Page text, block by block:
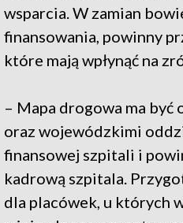
wsparcia. W zamian
finansowania, powinny
które mają wpłynąć na
– Mapa drogowa ma być
oraz wojewódzkimi
finansowej szpitali i
kadrową szpitala.
dla placówek, u których